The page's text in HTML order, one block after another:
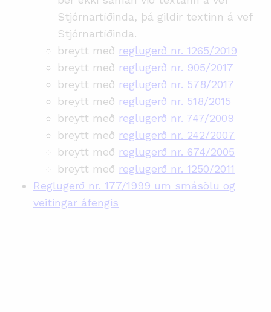
Stjórnartíðinda, þá gildir textinn á vef
Stjórnartíðinda.
breytt með reglugerð nr. 1265/2019
breytt með reglugerð nr. 905/2017
breytt með reglugerð nr. 578/2017
breytt með reglugerð nr. 518/2015
breytt með reglugerð nr. 747/2009
breytt með reglugerð nr. 242/2007
breytt með reglugerð nr. 674/2005
breytt með reglugerð nr. 1250/2011
Reglugerð nr. 177/1999 um smásölu og
veitingar áfengis